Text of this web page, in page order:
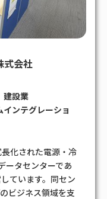
式会社
建設業
ンテグレーショ
化された電源・冷
ータセンターであ
ています。同セン
ビジネス領域を支